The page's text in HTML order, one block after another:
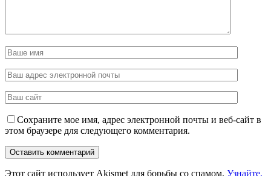
Сохраните мое имя, адрес электронной почты и веб-сайт в
этом браузере для следующего комментария.
Этот сайт использует Akismet для борьбы со спамом. Узнайте,